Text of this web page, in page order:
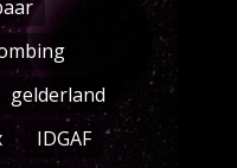
gelderland
IDGAF